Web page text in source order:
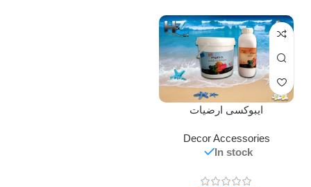
ايبوكسى ارضيات
Decor Accessories
In stock